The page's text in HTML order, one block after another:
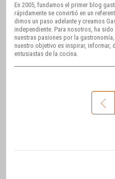
En 2005, fundamos el primer blog
rápidamente se convirtió en un
dimos un paso adelante y creamos
independiente. Para nosotros, ha
nuestras pasiones por la
nuestro objetivo es inspirar, informar,
entusiastas de la cocina.